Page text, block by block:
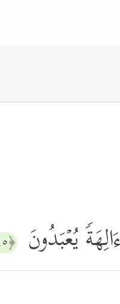
یُعۡبَدُونَ ﴿٤٥﴾